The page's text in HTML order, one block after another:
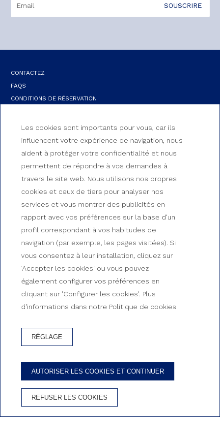
SOUSCRIRE
CONTACTEZ
FAQS
CONDITIONS DE RÉSERVATION
POLITIQUE DE CONFIDENTIALITÉ
POLITIQUE DE COOKIES
Calle Bruselas, 60-62, 43840 Salou
977381902
booking@albatrosfamily.com
COMMENT ARRIVER?
Les cookies sont importants pour vous, car ils
influencent votre expérience de navigation, nous
aident à protéger votre confidentialité et nous
permettent de répondre à vos demandes à
travers le site web. Nous utilisons nos propres
cookies et ceux de tiers pour analyser nos
services et vous montrer des publicités en
rapport avec vos préférences sur la base d'un
profil correspondant à vos habitudes de
navigation (par exemple, les pages visitées). Si
vous consentez à leur installation, cliquez sur
'Accepter les cookies' ou vous pouvez
également configurer vos préférences en
cliquant sur 'Configurer les cookies'. Plus
d'informations dans notre Politique de cookies
RÉGLAGE
AUTORISER LES COOKIES ET CONTINUER
REFUSER LES COOKIES